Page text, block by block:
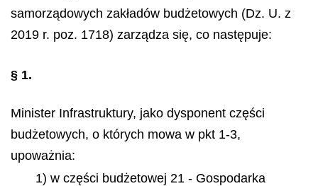
samorządowych zakładów budżetowych (Dz. U. z
2019 r. poz. 1718) zarządza się, co następuje:
§ 1.
Minister Infrastruktury, jako dysponent części
budżetowych, o których mowa w pkt 1-3,
upoważnia:
1) w części budżetowej 21 - Gospodarka